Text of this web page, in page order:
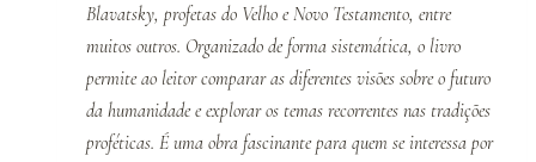
Blavatsky, profetas do Velho e Novo Testamento, entre
muitos outros. Organizado de forma sistemática, o livro
permite ao leitor comparar as diferentes visões sobre o futuro
da humanidade e explorar os temas recorrentes nas tradições
proféticas. É uma obra fascinante para quem se interessa por